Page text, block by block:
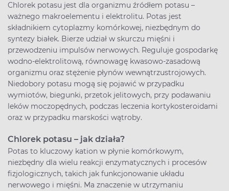
Chlorek potasu jest dla organizmu źródłem potasu –
ważnego makroelementu i elektrolitu. Potas jest
składnikiem cytoplazmy komórkowej, niezbędnym do
syntezy białek. Bierze udział w skurczu mięśni i
przewodzeniu impulsów nerwowych. Reguluje gospodarkę
wodno-elektrolitową, równowagę kwasowo-zasadową
organizmu oraz stężenie płynów wewnątrzustrojowych.
Niedobory potasu mogą się pojawić w przypadku
wymiotów, biegunki, przetok jelitowych, przy podawaniu
leków moczopędnych, podczas leczenia kortykosteroidami
oraz w przypadku marskości wątroby.
Chlorek potasu – jak działa?
Potas to kluczowy kation w płynie komórkowym,
niezbędny dla wielu reakcji enzymatycznych i procesów
fizjologicznych, takich jak funkcjonowanie układu
nerwowego i mięśni. Ma znaczenie w utrzymaniu